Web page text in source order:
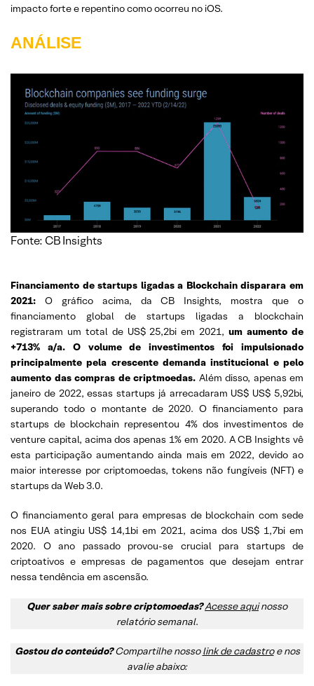
impacto forte e repentino como ocorreu no iOS.
ANÁLISE
Fonte: CB Insights
Financiamento de startups ligadas a Blockchain disparara em
2021: O gráfico acima, da CB Insights, mostra que o
financiamento global de startups ligadas a blockchain
registraram um total de US$ 25,2bi em 2021,um aumento de
+713% a/a. O volume de investimentos foi impulsionado
principalmente pela crescente demanda institucional e pelo
aumento das compras de criptmoedas. Além disso, apenas em
janeiro de 2022, essas startups já arrecadaram US$ US$ 5,92bi,
superando todo o montante de 2020. O financiamento para
startups de blockchain representou 4% dos investimentos de
venture capital, acima dos apenas 1% em 2020. A CB Insights vê
esta participação aumentando ainda mais em 2022, devido ao
maior interesse por criptomoedas, tokens não fungíveis (NFT) e
startups da Web 3.0.
O financiamento geral para empresas de blockchain com sede
nos EUA atingiu US$ 14,1bi em 2021, acima dos US$ 1,7bi em
2020. O ano passado provou-se crucial para startups de
criptoativos e empresas de pagamentos que desejam entrar
nessa tendência em ascensão.
Quer saber mais sobre criptomoedas?Acesse aquinosso
relatório semanal.
Gostou do conteúdo?Compartilhe nossolink de cadastroe nos
avalie abaixo: